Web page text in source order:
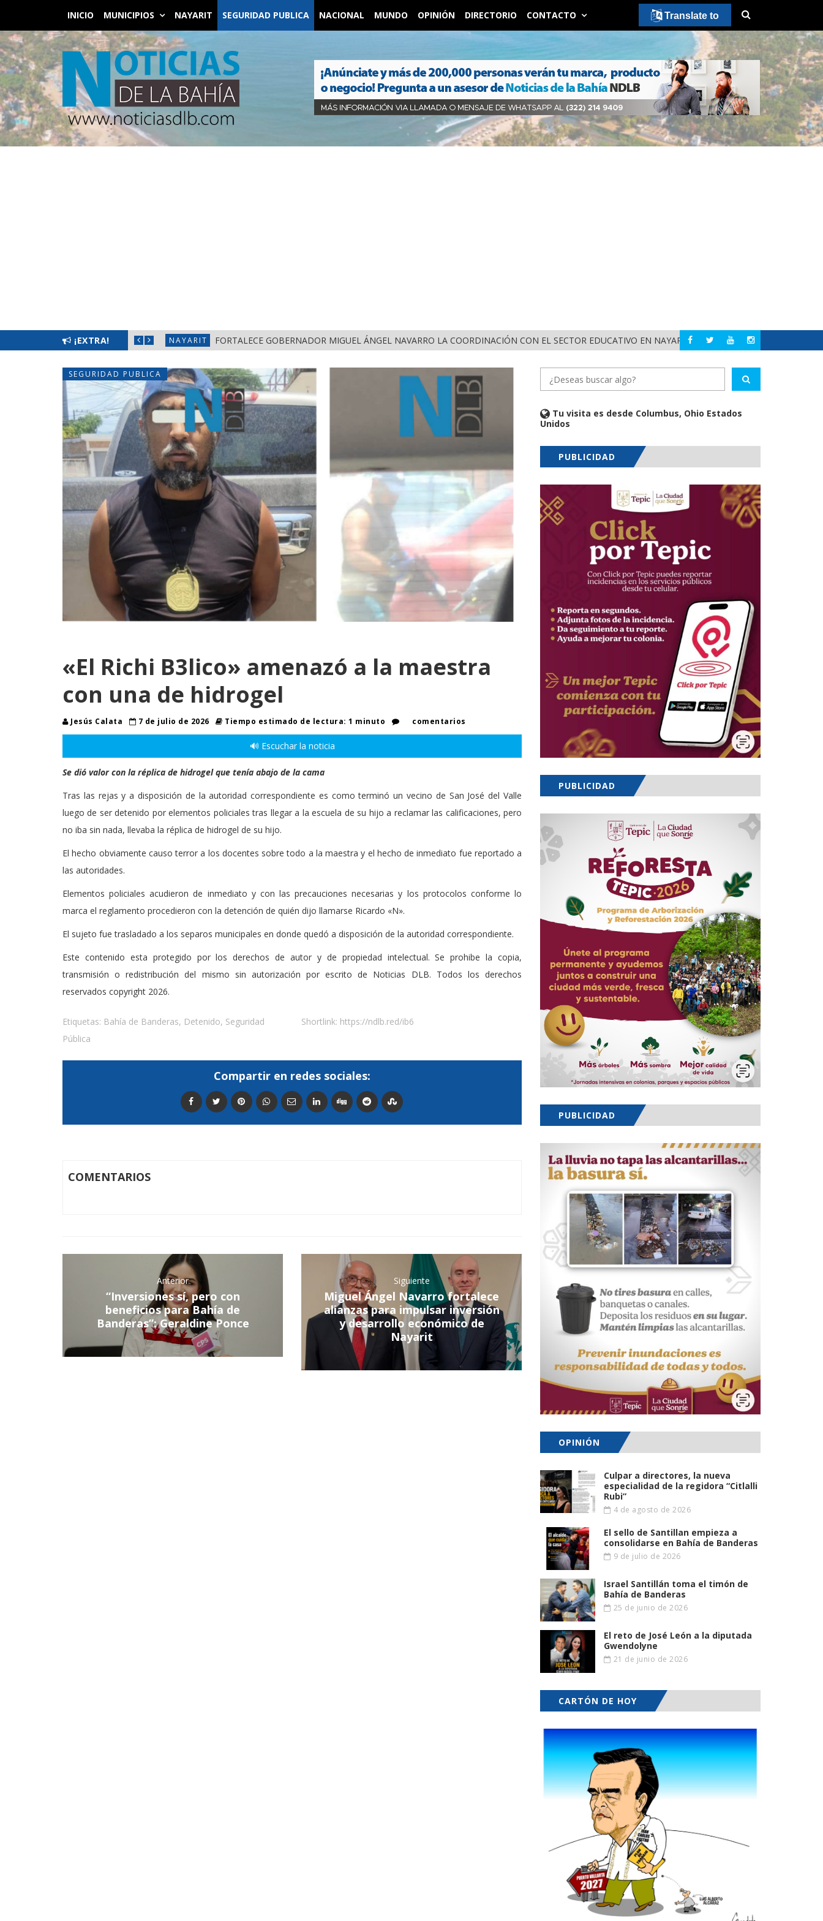
INICIO MUNICIPIOS NAYARIT SEGURIDAD PUBLICA NACIONAL MUNDO OPINIÓN DIRECTORIO CONTACTO
¡EXTRA! NAYARIT FORTALECE GOBERNADOR MIGUEL ÁNGEL NAVARRO LA COORDINACIÓN CON EL SECTOR EDUCATIVO EN NAYARIT BAHÍA DE BANDERAS
SEGURIDAD PUBLICA
«El Richi B3lico» amenazó a la maestra
con una de hidrogel
Jesús Calata 7 de julio de 2026 Tiempo estimado de lectura: 1 minuto comentarios
🔊 Escuchar la noticia
Se dió valor con la réplica de hidrogel que tenía abajo de la cama
Tras las rejas y a disposición de la autoridad correspondiente es como terminó un vecino de San José del Valle
luego de ser detenido por elementos policiales tras llegar a la escuela de su hijo a reclamar las calificaciones, pero
no iba sin nada, llevaba la réplica de hidrogel de su hijo.
El hecho obviamente causo terror a los docentes sobre todo a la maestra y el hecho de inmediato fue reportado a
las autoridades.
Elementos policiales acudieron de inmediato y con las precauciones necesarias y los protocolos conforme lo
marca el reglamento procedieron con la detención de quién dijo llamarse Ricardo «N».
El sujeto fue trasladado a los separos municipales en donde quedó a disposición de la autoridad correspondiente.
Este contenido esta protegido por los derechos de autor y de propiedad intelectual. Se prohibe la copia,
transmisión o redistribución del mismo sin autorización por escrito de Noticias DLB. Todos los derechos
reservados copyright 2026.
Etiquetas: Bahía de Banderas, Detenido, Seguridad
Pública
Shortlink: https://ndlb.red/ib6
Compartir en redes sociales:
COMENTARIOS
Anterior
“Inversiones sí, pero con
beneficios para Bahía de
Banderas”: Geraldine Ponce
Siguiente
Miguel Ángel Navarro fortalece
alianzas para impulsar inversión
y desarrollo económico de
Nayarit
Tu visita es desde Columbus, Ohio Estados
Unidos
PUBLICIDAD
PUBLICIDAD
PUBLICIDAD
OPINIÓN
Culpar a directores, la nueva
especialidad de la regidora “Citlalli
Rubi”
4 de agosto de 2026
El sello de Santillan empieza a
consolidarse en Bahía de Banderas
9 de julio de 2026
Israel Santillán toma el timón de
Bahía de Banderas
25 de junio de 2026
El reto de José León a la diputada
Gwendolyne
21 de junio de 2026
CARTÓN DE HOY
Translate to